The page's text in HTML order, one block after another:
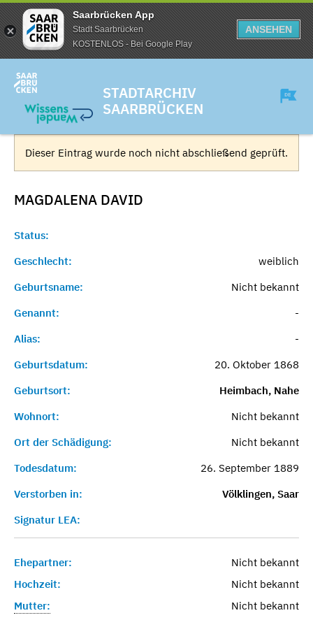
Saarbrücken App
Stadt Saarbrücken
KOSTENLOS - Bei Google Play
ANSEHEN
STADTARCHIV
SAARBRÜCKEN
Dieser Eintrag wurde noch nicht abschließend geprüft.
MAGDALENA DAVID
Status:
Geschlecht:
weiblich
Geburtsname:
Nicht bekannt
Genannt:
-
Alias:
-
Geburtsdatum:
20. Oktober 1868
Geburtsort:
Heimbach, Nahe
Wohnort:
Nicht bekannt
Ort der Schädigung:
Nicht bekannt
Todesdatum:
26. September 1889
Verstorben in:
Völklingen, Saar
Signatur LEA:
Ehepartner:
Nicht bekannt
Hochzeit:
Nicht bekannt
Mutter:
Nicht bekannt